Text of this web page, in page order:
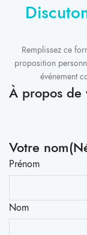
Remplissez ce
proposition
événement
À propos de
Votre nom
Prénom
Nom